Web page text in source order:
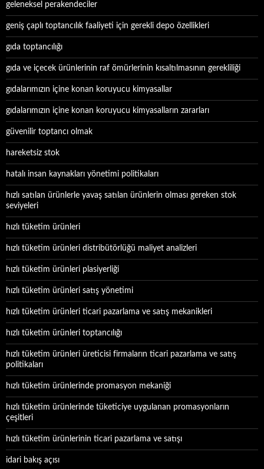
geleneksel perakendeciler
geniş çaplı toptancılık faaliyeti için gerekli depo özellikleri
gıda toptancılığı
gıda ve içecek ürünlerinin raf ömürlerinin kısaltılmasının gerekliliği
gıdalarımızın içine konan koruyucu kimyasallar
gıdalarımızın içine konan koruyucu kimyasalların zararları
güvenilir toptancı olmak
hareketsiz stok
hatalı insan kaynakları yönetimi politikaları
hızlı satılan ürünlerle yavaş satılan ürünlerin olması gereken stok
seviyeleri
hızlı tüketim ürünleri
hızlı tüketim ürünleri distribütörlüğü maliyet analizleri
hızlı tüketim ürünleri plasiyerliği
hızlı tüketim ürünleri satış yönetimi
hızlı tüketim ürünleri ticari pazarlama ve satış mekanikleri
hızlı tüketim ürünleri toptancılığı
hızlı tüketim ürünleri üreticisi firmaların ticari pazarlama ve satış
politikaları
hızlı tüketim ürünlerinde promasyon mekaniği
hızlı tüketim ürünlerinde tüketiciye uygulanan promasyonların
çeşitleri
hızlı tüketim ürünlerinin ticari pazarlama ve satışı
idari bakış açısı